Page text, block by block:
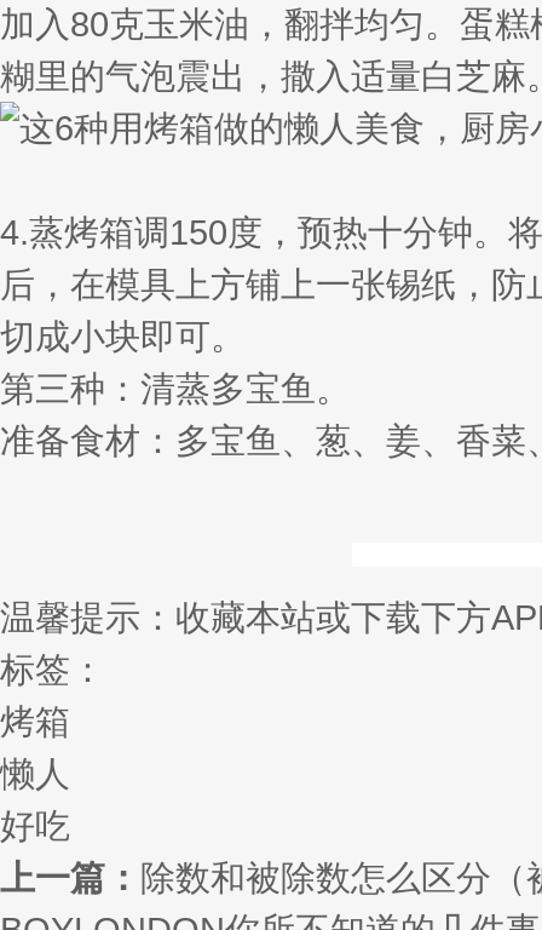
加入80克玉米油，翻拌均匀。蛋
糊里的气泡震出，撒入适量白芝麻
4.蒸烤箱调150度，预热十分钟。
后，在模具上方铺上一张锡纸，
切成小块即可。
第三种：清蒸多宝鱼。
准备食材：多宝鱼、葱、姜、香
温馨提示：收藏本站或下载下方
标签：
烤箱
懒人
好吃
上一篇： 除数和被除数怎么区分（